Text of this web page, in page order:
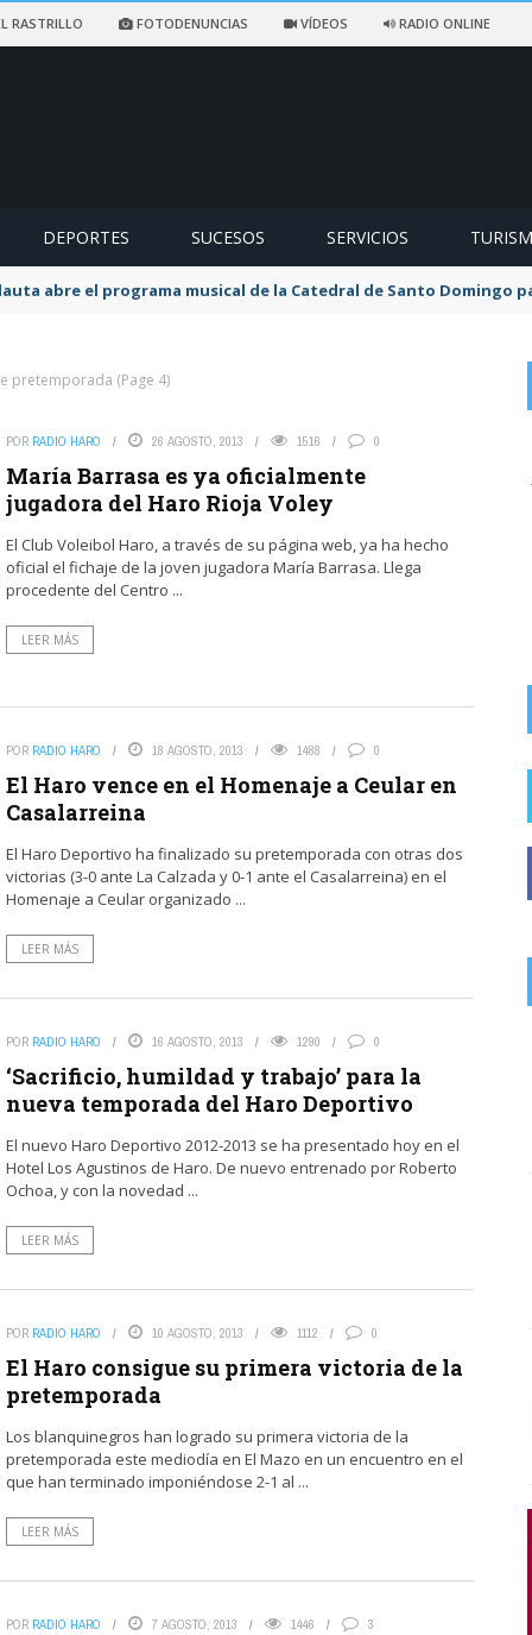
RASTRILLO FOTODENUNCIAS VÍDEOS RADIO ONLINE
DEPORTES SUCESOS SERVICIOS
abre el programa musical de la Catedral de Santo Domingo
pretemporada (Page 4)
POR RADIO HARO 26 AGOSTO, 2013 1516 0
María Barrasa es ya oficialmente
jugadora del Haro Rioja Voley
El Club Voleibol Haro, a través de su página web, ya ha hecho
oficial el fichaje de la joven jugadora María Barrasa. Llega
procedente del Centro ...
LEER MÁS
POR RADIO HARO 18 AGOSTO, 2013 1488 0
El Haro vence en el Homenaje a Ceular en
Casalarreina
El Haro Deportivo ha finalizado su pretemporada con otras dos
victorias (3-0 ante La Calzada y 0-1 ante el Casalarreina) en el
Homenaje a Ceular organizado ...
LEER MÁS
POR RADIO HARO 16 AGOSTO, 2013 1290 0
‘Sacrificio, humildad y trabajo’ para la
nueva temporada del Haro Deportivo
El nuevo Haro Deportivo 2012-2013 se ha presentado hoy en el
Hotel Los Agustinos de Haro. De nuevo entrenado por Roberto
Ochoa, y con la novedad ...
LEER MÁS
POR RADIO HARO 10 AGOSTO, 2013 1112 0
El Haro consigue su primera victoria de la
pretemporada
Los blanquinegros han logrado su primera victoria de la
pretemporada este mediodía en El Mazo en un encuentro en el
que han terminado imponiéndose 2-1 al ...
LEER MÁS
POR RADIO HARO 7 AGOSTO, 2013 1446 3
La foto puede ser de la China. Centrarse en la guarrerías de
los fumadores insolidarios que ...
FOTODENUNCIAS | Fumar no es güay